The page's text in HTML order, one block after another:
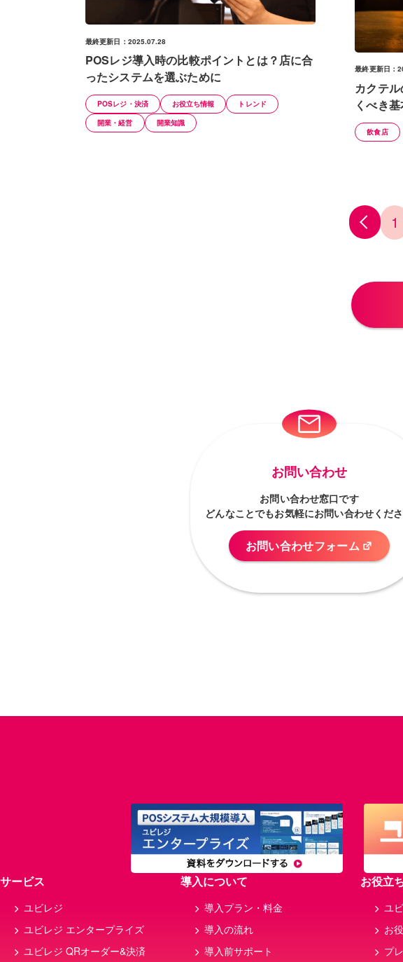
最終更新日：2025.07.28
POSレジ導入時の比較ポイントとは？店に合
ったシステムを選ぶために
POSレジ・決済 お役立ち情報
トレンド
開業・経営
開業知識
最終更新日：
カクテ
くべき
飲食店
1
お問い合わせ
お問い合わせ窓口です
どんなことでもお気軽にお問い合わせくだ
お問い合わせフォーム
サービス
ユビレジ
ユビレジ エンタープライズ
ユビレジ QRオーダー&決済
導入について
導入プラン・料金
導入の流れ
導入前サポート
お役立
ユ
お
プ